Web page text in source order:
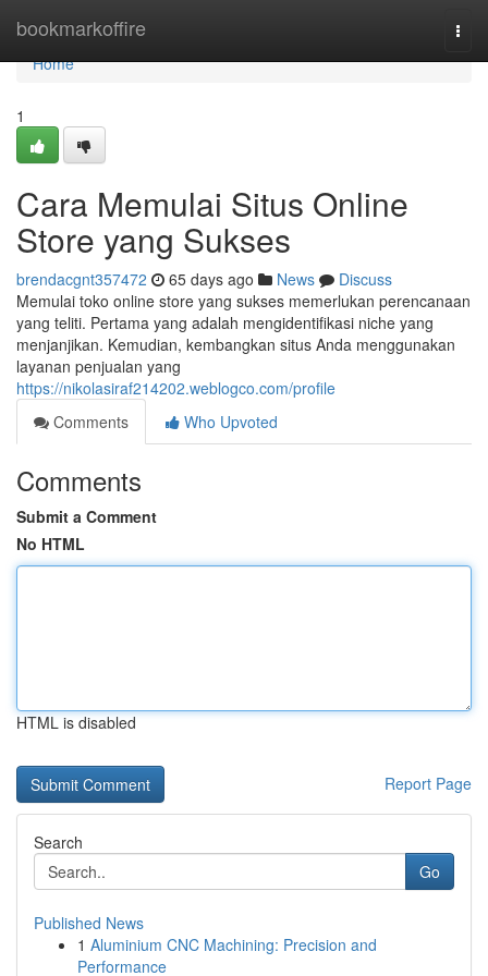
bookmarkoffire
Home
Home
1
Cara Memulai Situs Online
Store yang Sukses
brendacgnt357472 65 days ago News
Discuss
Memulai toko online store yang sukses memerlukan perencanaan
yang teliti. Pertama yang adalah mengidentifikasi niche yang
menjanjikan. Kemudian, kembangkan situs Anda menggunakan
layanan penjualan yang
https://nikolasiraf214202.weblogco.com/profile
Comments
Who Upvoted
Comments
Submit a Comment
No HTML
HTML is disabled
Report Page
Search
Go
Published News
1 Aluminium CNC Machining: Precision and
Performance